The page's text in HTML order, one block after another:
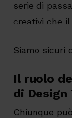
serie di
creativi che
Siamo sicuri
Il ruolo
di Design
Chiunque